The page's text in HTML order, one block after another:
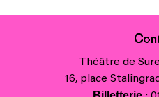
Théâtre de
16, place